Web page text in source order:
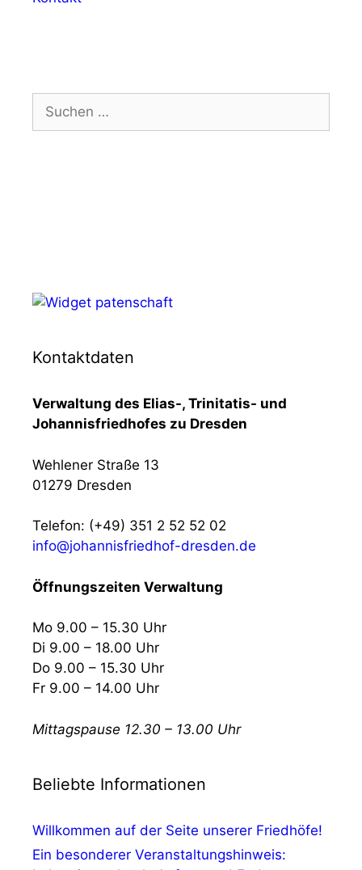
Suchen
nach:
Kontaktdaten
Verwaltung des Elias-, Trinitatis- und
Johannisfriedhofes zu Dresden
Wehlener Straße 13
01279 Dresden
Telefon: (+49) 351 2 52 52 02
info@johannisfriedhof-dresden.de
Öffnungszeiten Verwaltung
Mo 9.00 – 15.30 Uhr
Di 9.00 – 18.00 Uhr
Do 9.00 – 15.30 Uhr
Fr 9.00 – 14.00 Uhr
Mittagspause 12.30 – 13.00 Uhr
Beliebte Informationen
Willkommen auf der Seite unserer Friedhöfe!
Ein besonderer Veranstaltungshinweis: